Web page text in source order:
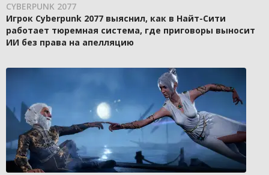
CYBERPUNK 2077
Игрок Cyberpunk 2077 выяснил, как в Найт-Сити
работает тюремная система, где приговоры выносит
ИИ без права на апелляцию